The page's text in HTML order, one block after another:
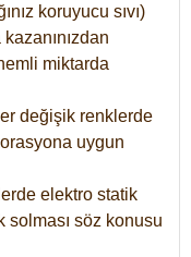
koruyucu sıvı)
miktarda
değişik renklerde
uygun
elektro statik
solması söz konusu